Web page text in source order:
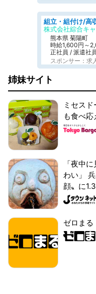
株式会社綜合キ
熊本県 菊陽町
時給1,600円～
正社員 / 派遣社
スポンサー：求
姉妹サイト
ミセス
も食べ応
「夜中
わい」
顔〟に
ゼロまる